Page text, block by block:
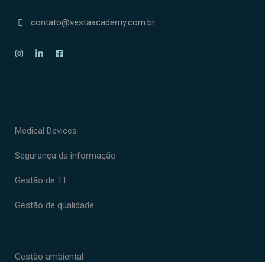
contato@vestaacademy.com.br
Medical Devices
Segurança da informação
Gestão de T.I.
Gestão de qualidade
Gestão ambiental